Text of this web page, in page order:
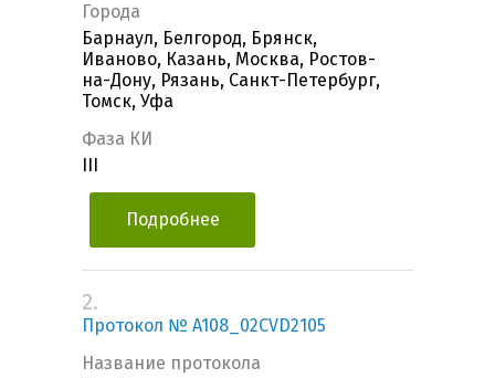
Города
Барнаул, Белгород, Брянск,
Иваново, Казань, Москва, Ростов-
на-Дону, Рязань, Санкт-Петербург,
Томск, Уфа
Фаза КИ
Подробнее
2.
Протокол № A108_02CVD2105
Название протокола